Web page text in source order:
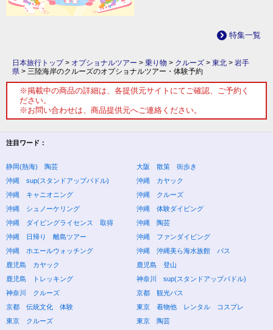
特集一覧
日本旅行トップ> オプショナルツアー > 乗り物 > クルーズ > 東北 > 岩手
県 > 三陸海岸のクルーズのオプショナルツアー・体験予約
※掲載中の商品の詳細は、各提供元サイトにてご確認、ご予約く
ださい。
※お問い合わせは、商品提供元へご連絡ください。
注目ワード：
静岡(熱海) 陶芸
大阪 散策 街歩き
沖縄 sup(スタンドアップパドル)
沖縄 カヤック
沖縄 キャニオニング
沖縄 クルーズ
沖縄 シュノーケリング
沖縄 体験ダイビング
沖縄 ダイビングライセンス 取得
沖縄 陶芸
沖縄 日帰り 離島ツアー
沖縄 ファンダイビング
沖縄 ホエールウォッチング
沖縄 沖縄美ら海水族館 バス
鹿児島 カヤック
鹿児島 登山
鹿児島 トレッキング
神奈川 sup(スタンドアップパドル)
神奈川 クルーズ
京都 観光バス
京都 伝統文化 体験
東京 着物他 レンタル コスプレ
東京 クルーズ
東京 陶芸